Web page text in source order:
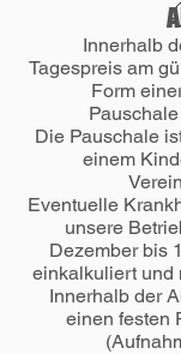
Innerhalb
Tagespreis am
Form
Die Pauschale
einem
Eventuelle
unsere
Dezember bis
einkalkuliert und
Innerhalb der
einen festen